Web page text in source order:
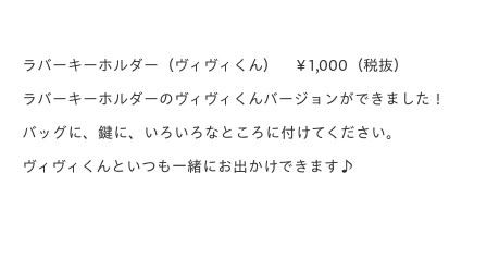
ラバーキーホルダー（ヴィヴィくん） ￥1,000（税抜）
ラバーキーホルダーのヴィヴィくんバージョンができました！
バッグに、鍵に、いろいろなところに付けてください。
ヴィヴィくんといつも一緒にお出かけできます♪